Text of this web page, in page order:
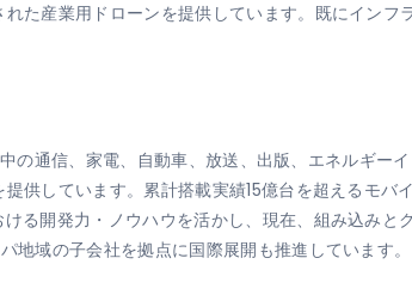
た産業用ドローンを提供しています。既にインフ
の通信、家電、自動車、放送、出版、エネルギー
供しています。累計搭載実績15億台を超えるモバ
る開発力・ノウハウを活かし、現在、組み込みと
域の子会社を拠点に国際展開も推進しています。